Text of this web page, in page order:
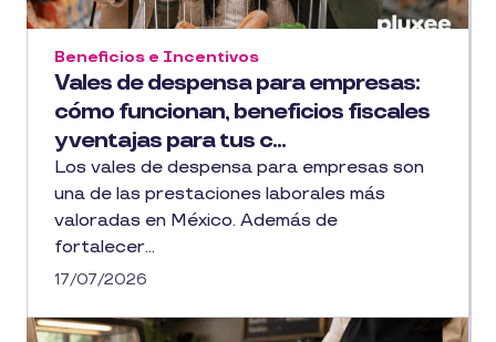
Vales de despensa para empresas:
cómo funcionan, beneficios fiscales
y ventajas para tus c...
Beneficios e Incentivos
Los vales de despensa para empresas son
una de las prestaciones laborales más
valoradas en México. Además de
fortalecer...
17/07/2026